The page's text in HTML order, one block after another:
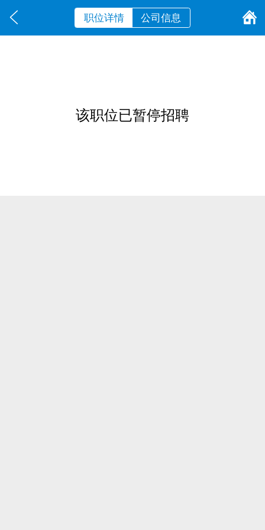
职位详情 公司信息
该职位已暂停招聘